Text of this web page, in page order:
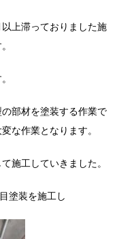
上滞っておりました施
部材を塗装する作業で
な作業となります。
施工していきました。
塗装を施工し